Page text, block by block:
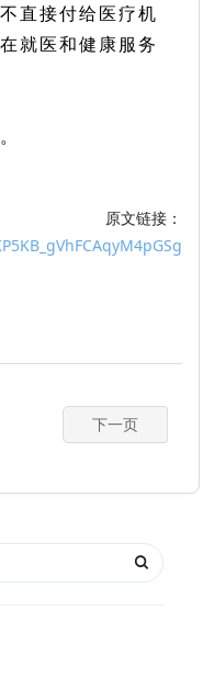
直接付给医疗机
就医和健康服务
原文链接：
下一页